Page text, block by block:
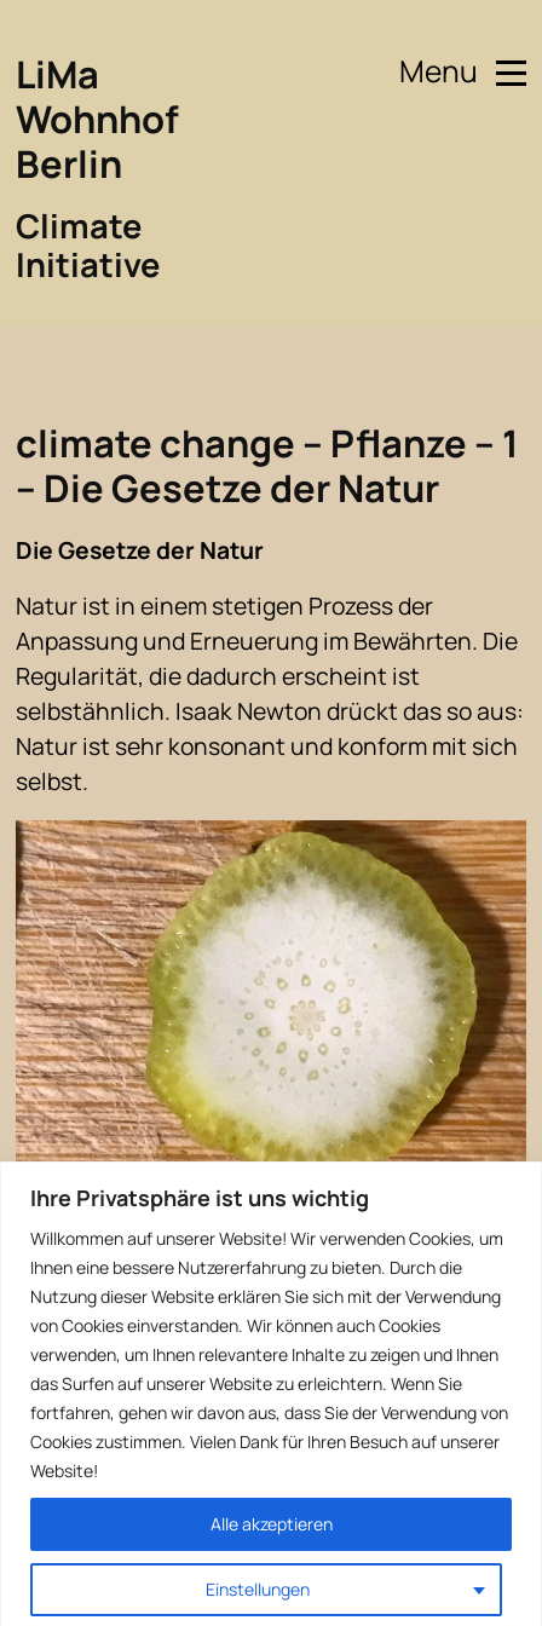
Ihre Privatsphäre ist uns wichtig
Willkommen auf unserer Website! Wir verwenden Cookies, um
Ihnen eine bessere Nutzererfahrung zu bieten. Durch die
Nutzung dieser Website erklären Sie sich mit der Verwendung
von Cookies einverstanden. Wir können auch Cookies
verwenden, um Ihnen relevantere Inhalte zu zeigen und Ihnen
das Surfen auf unserer Website zu erleichtern. Wenn Sie
fortfahren, gehen wir davon aus, dass Sie der Verwendung von
Cookies zustimmen. Vielen Dank für Ihren Besuch auf unserer
Website!
Einstellungen
Alle akzeptieren
LiMa
Wohnhof
Berlin
Climate
Initiative
Menu
climate change – Pflanze – 1
– Die Gesetze der Natur
Die Gesetze der Natur
Natur ist in einem stetigen Prozess der
Anpassung und Erneuerung im Bewährten. Die
Regularität, die dadurch erscheint ist
selbstähnlich. Isaak Newton drückt das so aus:
Natur ist sehr konsonant und konform mit sich
selbst.